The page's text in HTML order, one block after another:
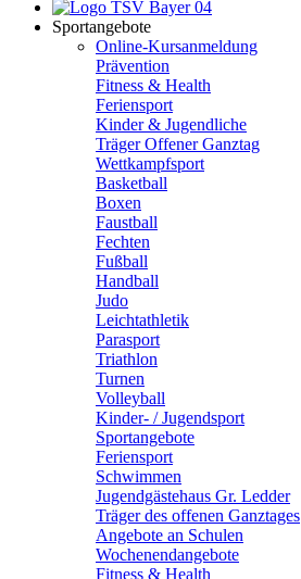
Sportangebote
Online-Kursanmeldung
Prävention
Fitness & Health
Feriensport
Kinder & Jugendliche
Träger Offener Ganztag
Wettkampfsport
Basketball
Boxen
Faustball
Fechten
Fußball
Handball
Judo
Leichtathletik
Parasport
Triathlon
Turnen
Volleyball
Kinder- / Jugendsport
Sportangebote
Feriensport
Schwimmen
Jugendgästehaus Gr. Ledder
Träger des offenen Ganztages
Angebote an Schulen
Wochenendangebote
Fitness & Health